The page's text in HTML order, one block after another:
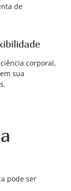
de
corporal,
sua
pode ser